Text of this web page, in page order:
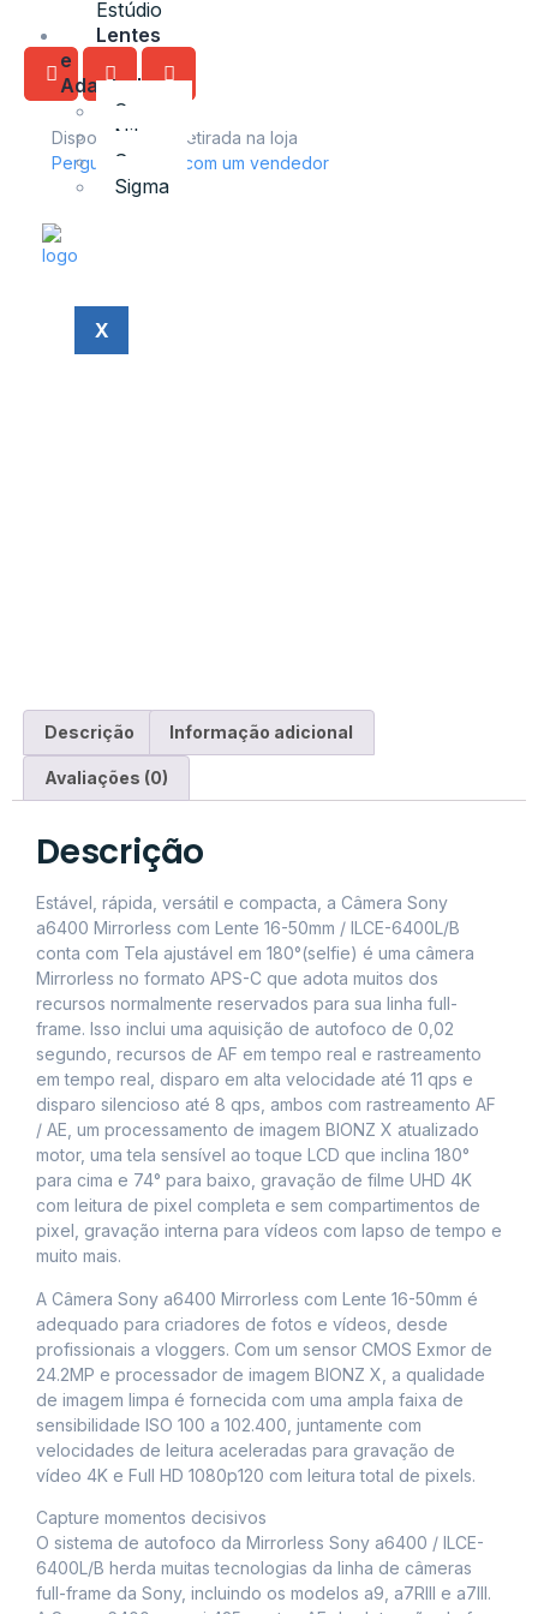
Estúdio
Lentes
e
Adaptadores
Canon
Nikon
Sony
Sigma
X
Disponível para retirada na loja
Perguntas? Fale com um vendedor
Descrição Informação adicional
Avaliações (0)
Descrição
Estável, rápida, versátil e compacta, a Câmera Sony
a6400 Mirrorless com Lente 16-50mm / ILCE-6400L/B
conta com Tela ajustável em 180°(selfie) é uma câmera
Mirrorless no formato APS-C que adota muitos dos
recursos normalmente reservados para sua linha full-
frame. Isso inclui uma aquisição de autofoco de 0,02
segundo, recursos de AF em tempo real e rastreamento
em tempo real, disparo em alta velocidade até 11 qps e
disparo silencioso até 8 qps, ambos com rastreamento AF
/ AE, um processamento de imagem BIONZ X atualizado
motor, uma tela sensível ao toque LCD que inclina 180°
para cima e 74° para baixo, gravação de filme UHD 4K
com leitura de pixel completa e sem compartimentos de
pixel, gravação interna para vídeos com lapso de tempo e
muito mais.
A Câmera Sony a6400 Mirrorless com Lente 16-50mm é
adequado para criadores de fotos e vídeos, desde
profissionais a vloggers. Com um sensor CMOS Exmor de
24.2MP e processador de imagem BIONZ X, a qualidade
de imagem limpa é fornecida com uma ampla faixa de
sensibilidade ISO 100 a 102.400, juntamente com
velocidades de leitura aceleradas para gravação de
vídeo 4K e Full HD 1080p120 com leitura total de pixels.
Capture momentos decisivos
O sistema de autofoco da Mirrorless Sony a6400 / ILCE-
6400L/B herda muitas tecnologias da linha de câmeras
full-frame da Sony, incluindo os modelos a9, a7RIII e a7III.